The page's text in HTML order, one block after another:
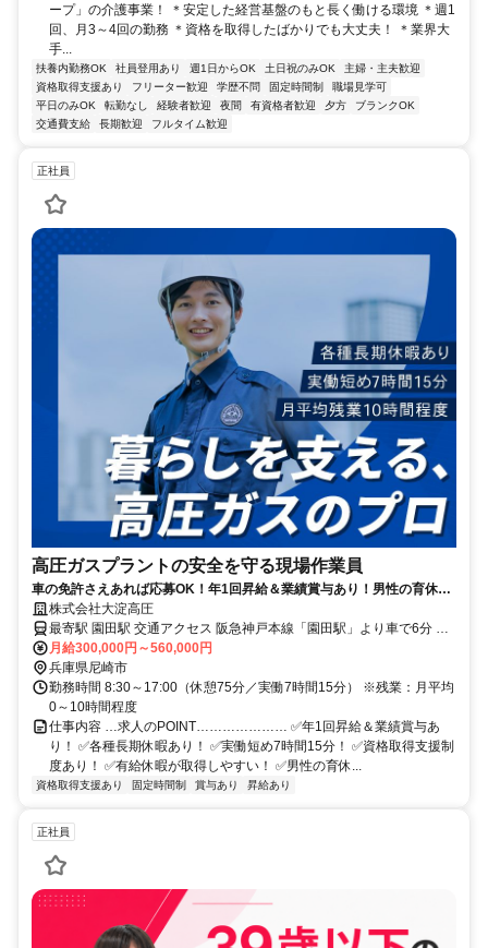
ープ」の介護事業！ ＊安定した経営基盤のもと長く働ける環境 ＊週1
回、月3～4回の勤務 ＊資格を取得したばかりでも大丈夫！ ＊業界大
手...
扶養内勤務OK 社員登用あり 週1日からOK 土日祝のみOK
主婦・主夫歓迎
資格取得支援あり
フリーター歓迎 学歴不問 固定時間制
職場見学可
平日のみOK
転勤なし 経験者歓迎 夜間 有資格者歓迎 夕方
ブランクOK
交通費支給
長期歓迎 フルタイム歓迎
正社員
高圧ガスプラントの安全を守る現場作業員
車の免許さえあれば応募OK！年1回昇給＆業績賞与あり！男性の育休あ
り！株式会社大淀高圧
最寄駅 園田駅 交通アクセス 阪急神戸本線「園田駅」より車で6分 ＜
POINT＞ ・転勤なし ・バイク通勤OK
月給300,000円～560,000円
兵庫県尼崎市
勤務時間 8:30～17:00（休憩75分／実働7時間15分） ※残業：月平均
0～10時間程度
仕事内容 …求人のPOINT………………… ✅年1回昇給＆業績賞与あ
り！ ✅各種長期休暇あり！ ✅実働短め7時間15分！ ✅資格取得支援制
度あり！ ✅有給休暇が取得しやすい！ ✅男性の育休...
資格取得支援あり 固定時間制 賞与あり 昇給あり
正社員